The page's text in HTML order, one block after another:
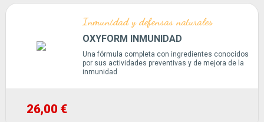
Inmunidad y defensas naturales
OXYFORM INMUNIDAD
Una fórmula completa con ingredientes conocidos
por sus actividades preventivas y de mejora de la
inmunidad
26,00 €